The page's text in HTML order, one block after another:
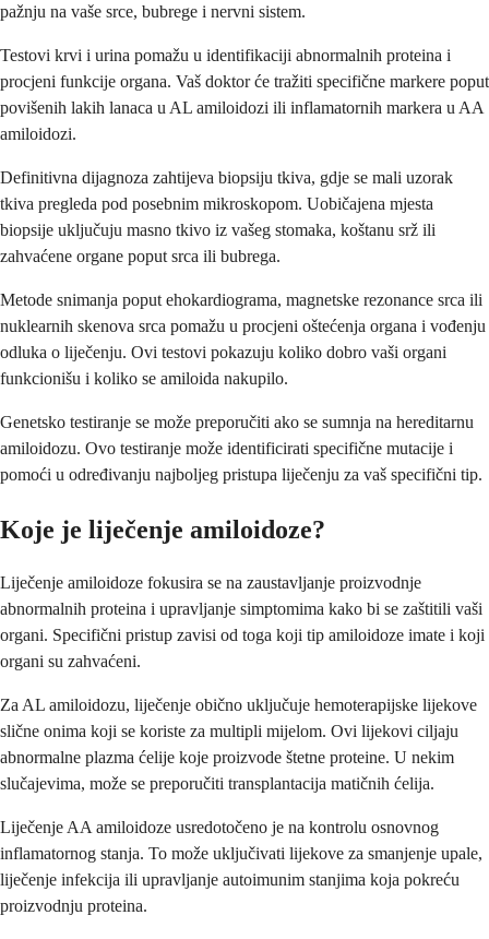
pažnju na vaše srce, bubrege i nervni sistem.
Testovi krvi i urina pomažu u identifikaciji abnormalnih proteina i
procjeni funkcije organa. Vaš doktor će tražiti specifične markere poput
povišenih lakih lanaca u AL amiloidozi ili inflamatornih markera u AA
amiloidozi.
Definitivna dijagnoza zahtijeva biopsiju tkiva, gdje se mali uzorak
tkiva pregleda pod posebnim mikroskopom. Uobičajena mjesta
biopsije uključuju masno tkivo iz vašeg stomaka, koštanu srž ili
zahvaćene organe poput srca ili bubrega.
Metode snimanja poput ehokardiograma, magnetske rezonance srca ili
nuklearnih skenova srca pomažu u procjeni oštećenja organa i vođenju
odluka o liječenju. Ovi testovi pokazuju koliko dobro vaši organi
funkcionišu i koliko se amiloida nakupilo.
Genetsko testiranje se može preporučiti ako se sumnja na hereditarnu
amiloidozu. Ovo testiranje može identificirati specifične mutacije i
pomoći u određivanju najboljeg pristupa liječenju za vaš specifični tip.
Koje je liječenje amiloidoze?
Liječenje amiloidoze fokusira se na zaustavljanje proizvodnje
abnormalnih proteina i upravljanje simptomima kako bi se zaštitili vaši
organi. Specifični pristup zavisi od toga koji tip amiloidoze imate i koji
organi su zahvaćeni.
Za AL amiloidozu, liječenje obično uključuje hemoterapijske lijekove
slične onima koji se koriste za multipli mijelom. Ovi lijekovi ciljaju
abnormalne plazma ćelije koje proizvode štetne proteine. U nekim
slučajevima, može se preporučiti transplantacija matičnih ćelija.
Liječenje AA amiloidoze usredotočeno je na kontrolu osnovnog
inflamatornog stanja. To može uključivati lijekove za smanjenje upale,
liječenje infekcija ili upravljanje autoimunim stanjima koja pokreću
proizvodnju proteina.